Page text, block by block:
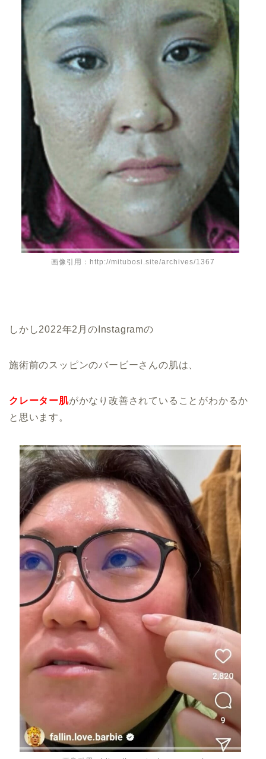
画像引用：http://mitubosi.site/archives/1367
しかし2022年2月のInstagramの
施術前のスッピンのバービーさんの肌は、
クレーター肌がかなり改善されていることがわかるか
と思います。